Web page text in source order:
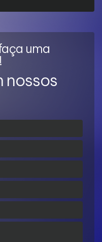
uma
nossos